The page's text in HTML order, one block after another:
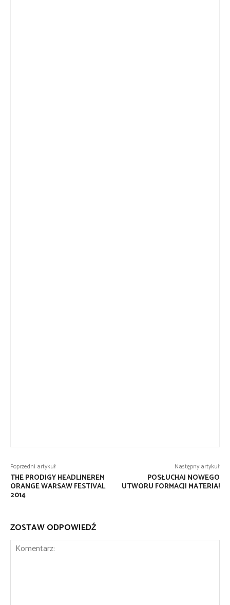
Poprzedni artykuł
THE PRODIGY HEADLINEREM
ORANGE WARSAW FESTIVAL
2014
Następny artykuł
POSŁUCHAJ NOWEGO
UTWORU FORMACJI MATERIA!
ZOSTAW ODPOWIEDŹ